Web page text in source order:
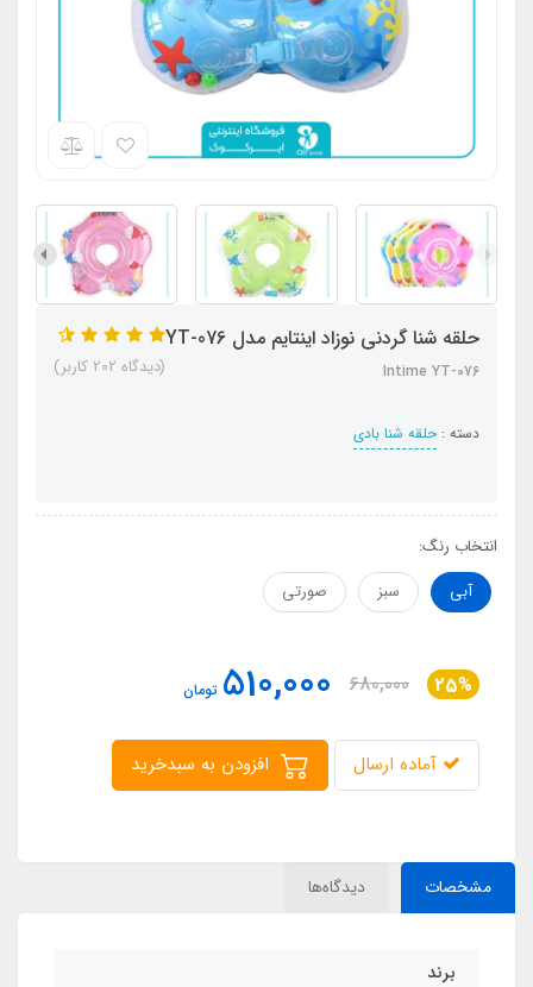
حلقه شنا گردنی نوزاد اینتایم مدل YT-076
Intime YT-076
دسته : حلقه شنا بادی
(دیدگاه 202 کاربر)
انتخاب رنگ:
آبی
سبز صورتی
25%
680,000
510,000 تومان
آماده ارسال
مشخصات دیدگاه‌ها
برند